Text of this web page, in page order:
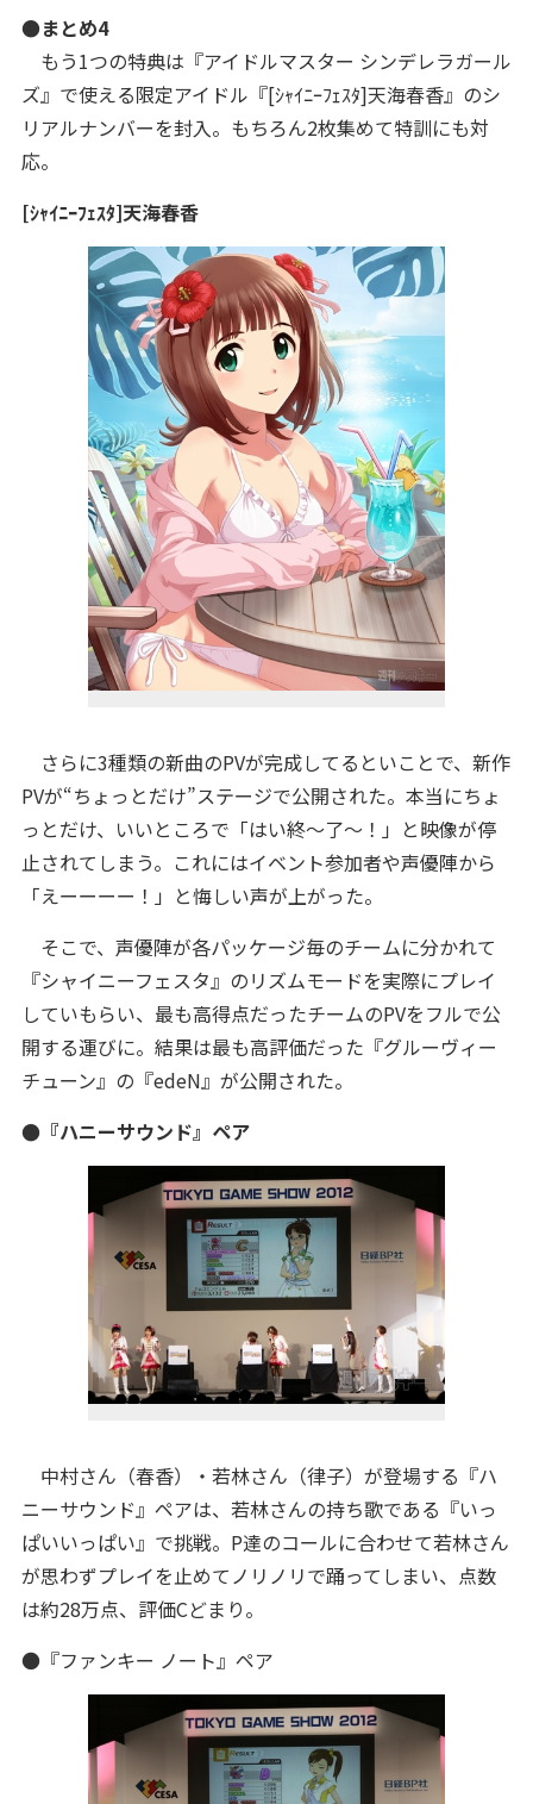
●まとめ4
もう1つの特典は『アイドルマスター シンデレラガール
ズ』で使える限定アイドル『[ｼｬｲﾆｰﾌｪｽﾀ]天海春香』のシ
リアルナンバーを封入。もちろん2枚集めて特訓にも対
応。
[ｼｬｲﾆｰﾌｪｽﾀ]天海春香
さらに3種類の新曲のPVが完成してるといことで、新作
PVが“ちょっとだけ”ステージで公開された。本当にちょ
っとだけ、いいところで「はい終～了～！」と映像が停
止されてしまう。これにはイベント参加者や声優陣から
「えーーーー！」と悔しい声が上がった。
そこで、声優陣が各パッケージ毎のチームに分かれて
『シャイニーフェスタ』のリズムモードを実際にプレイ
していもらい、最も高得点だったチームのPVをフルで公
開する運びに。結果は最も高評価だった『グルーヴィー
チューン』の『edeN』が公開された。
●『ハニーサウンド』ペア
中村さん（春香）・若林さん（律子）が登場する『ハ
ニーサウンド』ペアは、若林さんの持ち歌である『いっ
ぱいいっぱい』で挑戦。P達のコールに合わせて若林さん
が思わずプレイを止めてノリノリで踊ってしまい、点数
は約28万点、評価Cどまり。
●『ファンキー ノート』ペア